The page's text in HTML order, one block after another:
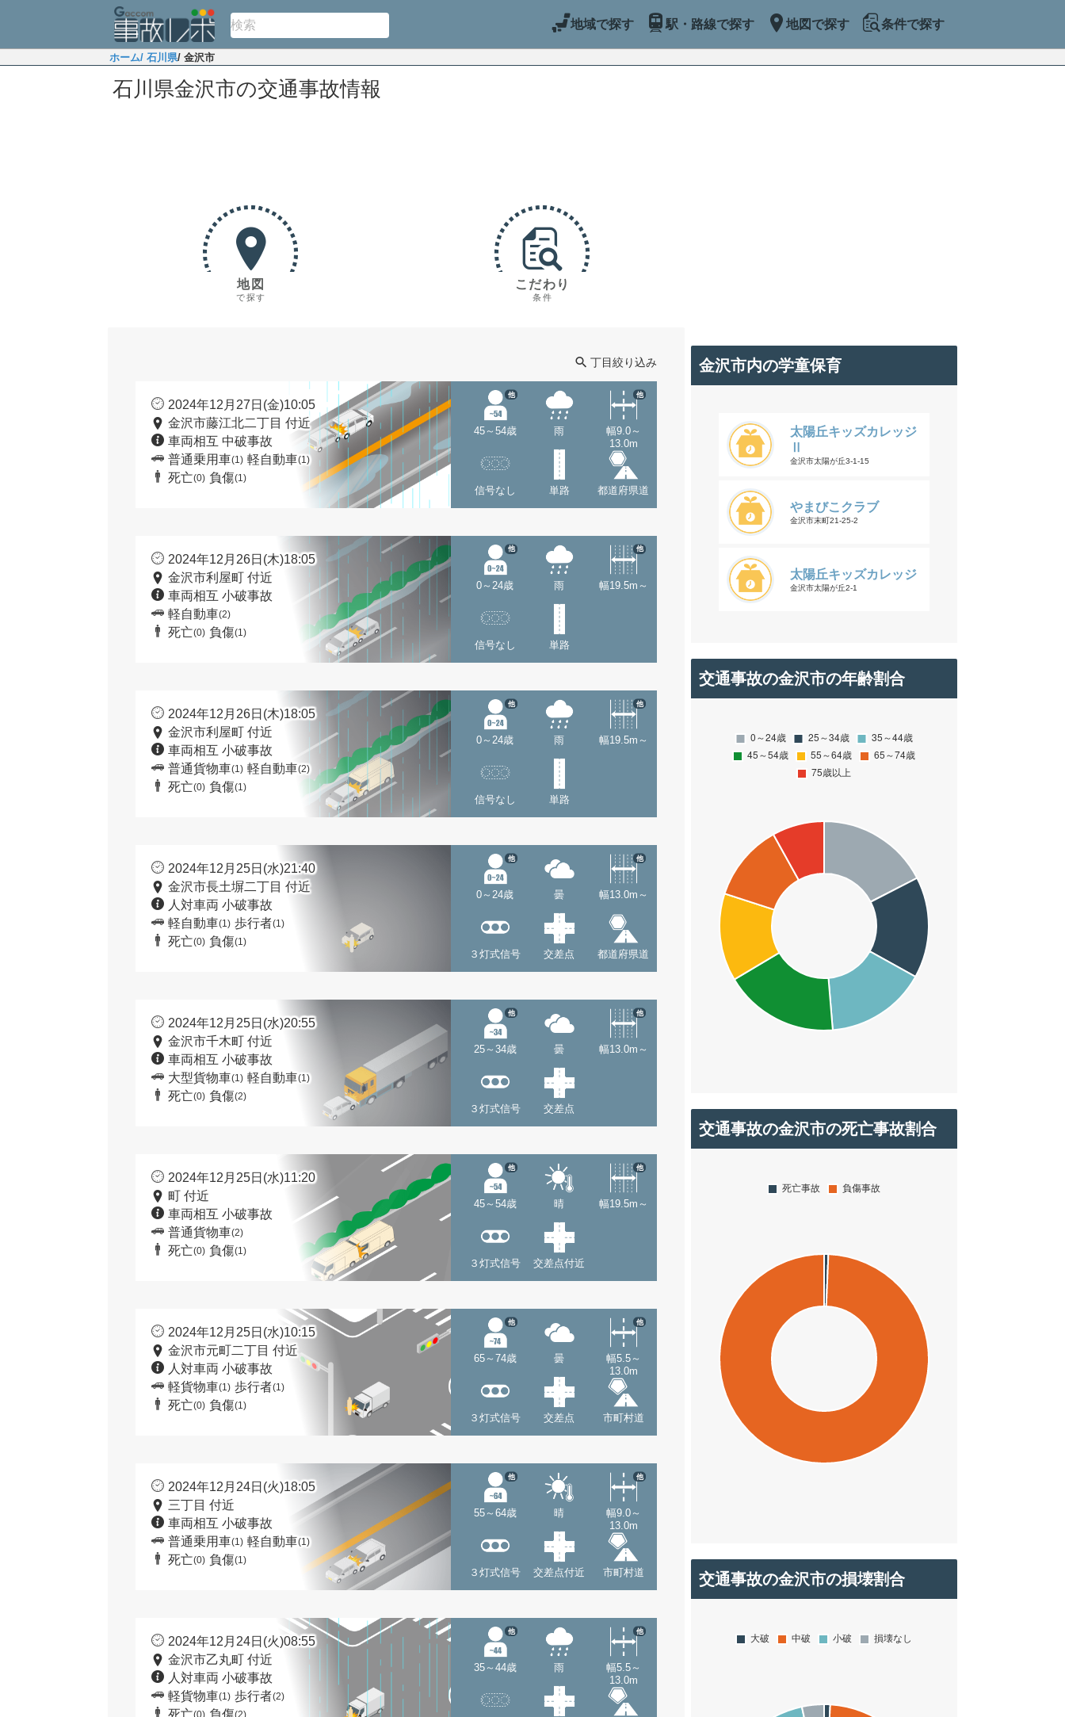
地域で探す 駅・路線で探す 地図で探す 条件で探す
ホーム/ 石川県/ 金沢市
石川県金沢市の交通事故情報
地図
で探す
こだわり
条件
丁目絞り込み
2024年12月27日(金)10:05
金沢市藤江北二丁目 付近
車両相互 中破事故
普通乗用車(1) 軽自動車(1)
死亡(0) 負傷(1)
45～54歳
他
雨
幅9.0～
13.0m
他
信号なし 単路 都道府県道
2024年12月26日(木)18:05
金沢市利屋町 付近
車両相互 小破事故
軽自動車(2)
死亡(0) 負傷(1)
0～24歳
他
雨 幅19.5m～
他
信号なし 単路
2024年12月26日(木)18:05
金沢市利屋町 付近
車両相互 小破事故
普通貨物車(1) 軽自動車(2)
死亡(0) 負傷(1)
0～24歳
他
雨 幅19.5m～
他
信号なし 単路
2024年12月25日(水)21:40
金沢市長土塀二丁目 付近
人対車両 小破事故
軽自動車(1) 歩行者(1)
死亡(0) 負傷(1)
0～24歳
他
曇 幅13.0m～
他
３灯式信号 交差点 都道府県道
2024年12月25日(水)20:55
金沢市千木町 付近
車両相互 小破事故
大型貨物車(1) 軽自動車(1)
死亡(0) 負傷(2)
25～34歳
他
曇 幅13.0m～
他
３灯式信号 交差点
2024年12月25日(水)11:20
町 付近
車両相互 小破事故
普通貨物車(2)
死亡(0) 負傷(1)
45～54歳
他
晴 幅19.5m～
他
３灯式信号 交差点付近
2024年12月25日(水)10:15
金沢市元町二丁目 付近
人対車両 小破事故
軽貨物車(1) 歩行者(1)
死亡(0) 負傷(1)
65～74歳
他
曇
幅5.5～
13.0m
他
３灯式信号 交差点 市町村道
2024年12月24日(火)18:05
三丁目 付近
車両相互 小破事故
普通乗用車(1) 軽自動車(1)
死亡(0) 負傷(1)
55～64歳
他
晴
幅9.0～
13.0m
他
３灯式信号 交差点付近 市町村道
2024年12月24日(火)08:55
金沢市乙丸町 付近
人対車両 小破事故
軽貨物車(1) 歩行者(2)
死亡(0) 負傷(2)
35～44歳
他
雨
幅5.5～
13.0m
他
金沢市内の学童保育
太陽丘キッズカレッジ
金沢市太陽が丘3-1-15
やまびこクラブ
金沢市末町21-25-2
太陽丘キッズカレッジ
金沢市太陽が丘2-1
交通事故の金沢市の年齢割合
交通事故の金沢市の死亡事故割合
交通事故の金沢市の損壊割合